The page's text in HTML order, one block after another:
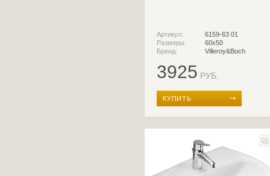
Артикул:
6159-63 01
Размеры:
60x50
Бренд:
Villeroy&Boch
3925 РУБ.
КУПИТЬ